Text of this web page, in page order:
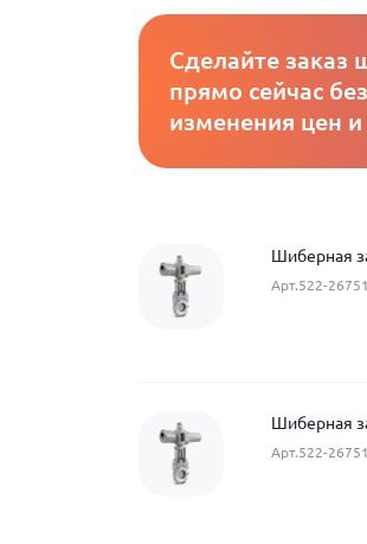
Сделайте
прямо сейчас
изменения цен и
Шиберная
Арт.522-
Шиберная
Арт.522-